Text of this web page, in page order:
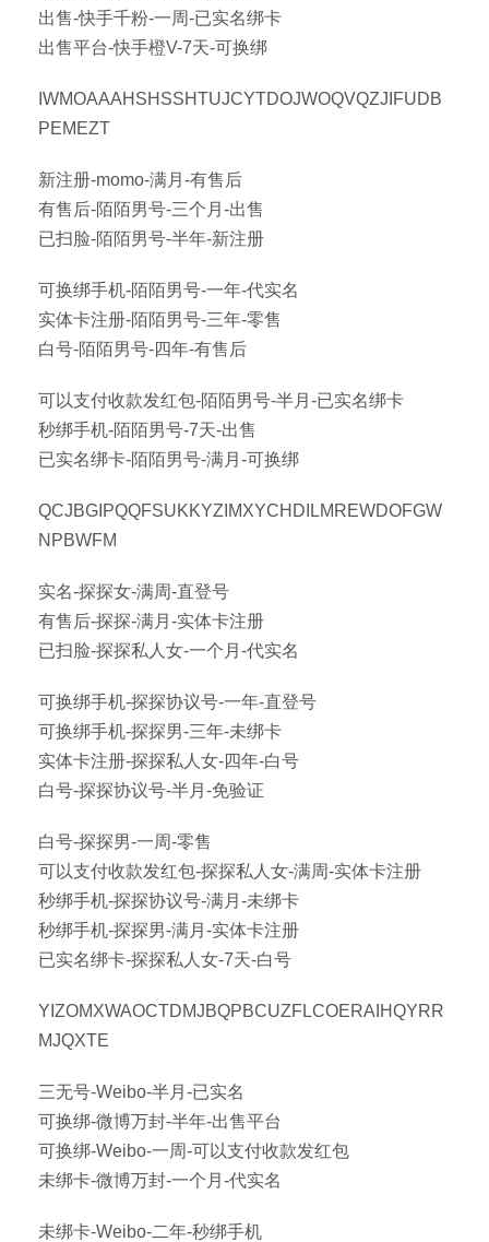
出售-快手千粉-一周-已实名绑卡
出售平台-快手橙V-7天-可换绑
IWMOAAAHSHSSHTUJCYTDOJWOQVQZJIFUDB
PEMEZT
新注册-momo-满月-有售后
有售后-陌陌男号-三个月-出售
已扫脸-陌陌男号-半年-新注册
可换绑手机-陌陌男号-一年-代实名
实体卡注册-陌陌男号-三年-零售
白号-陌陌男号-四年-有售后
可以支付收款发红包-陌陌男号-半月-已实名绑卡
秒绑手机-陌陌男号-7天-出售
已实名绑卡-陌陌男号-满月-可换绑
QCJBGIPQQFSUKKYZIMXYCHDILMREWDOFGW
NPBWFM
实名-探探女-满周-直登号
有售后-探探-满月-实体卡注册
已扫脸-探探私人女-一个月-代实名
可换绑手机-探探协议号-一年-直登号
可换绑手机-探探男-三年-未绑卡
实体卡注册-探探私人女-四年-白号
白号-探探协议号-半月-免验证
白号-探探男-一周-零售
可以支付收款发红包-探探私人女-满周-实体卡注册
秒绑手机-探探协议号-满月-未绑卡
秒绑手机-探探男-满月-实体卡注册
已实名绑卡-探探私人女-7天-白号
YIZOMXWAOCTDMJBQPBCUZFLCOERAIHQYRR
MJQXTE
三无号-Weibo-半月-已实名
可换绑-微博万封-半年-出售平台
可换绑-Weibo-一周-可以支付收款发红包
未绑卡-微博万封-一个月-代实名
未绑卡-Weibo-二年-秒绑手机